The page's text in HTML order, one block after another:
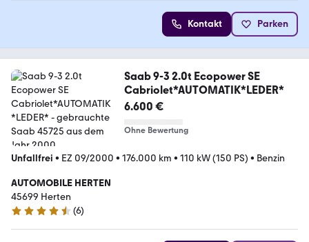
Kontakt Parken
Saab 9-3 2.0t Ecopower SE
Cabriolet*AUTOMATIK*LEDER*
6.600 €
Ohne Bewertung
Unfallfrei • EZ 09/2000 • 176.000 km • 110 kW (150 PS) • Benzin
AUTOMOBILE HERTEN
45699 Herten
4.6 Sterne
(6)